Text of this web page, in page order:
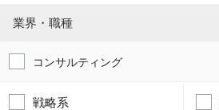
業界・職種
コンサルティング
戦略系